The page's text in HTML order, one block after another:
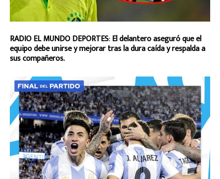
RADIO EL MUNDO DEPORTES: El delantero aseguró que el
equipo debe unirse y mejorar tras la dura caída y respalda a
sus compañeros.